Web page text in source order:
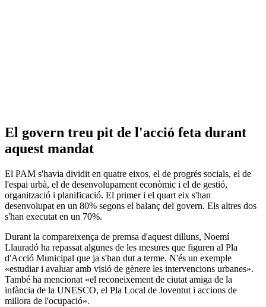
El govern treu pit de l'acció feta durant
aquest mandat
El PAM s'havia dividit en quatre eixos, el de progrés socials, el de
l'espai urbà, el de desenvolupament econòmic i el de gestió,
organització i planificació. El primer i el quart eix s'han
desenvolupat en un 80% segons el balanç del govern. Els altres dos
s'han executat en un 70%.
Durant la compareixença de premsa d'aquest dilluns, Noemí
Llauradó ha repassat algunes de les mesures que figuren al Pla
d'Acció Municipal que ja s'han dut a terme. N'és un exemple
«estudiar i avaluar amb visió de gènere les intervencions urbanes».
També ha mencionat «el reconeixement de ciutat amiga de la
infància de la UNESCO, el Pla Local de Joventut i accions de
millora de l'ocupació».